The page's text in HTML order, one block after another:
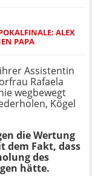
ALEX
PAPA
Assistentin
Rafaela
wegbewegt
Kögel
die Wertung
dem Fakt, dass
des
hätte.